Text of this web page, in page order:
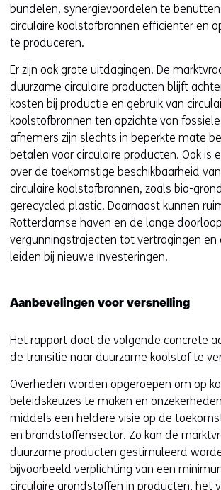
bundelen, synergievoordelen te
circulaire koolstofbronnen efficiënter en
te produceren.
Er zijn ook grote uitdagingen. De
duurzame circulaire producten blijft
kosten bij productie en gebruik van
koolstofbronnen ten opzichte van
afnemers zijn slechts in beperkte mate
betalen voor circulaire producten. Ook is
over de toekomstige beschikbaarheid
circulaire koolstofbronnen, zoals bio-
gerecycled plastic. Daarnaast kunnen
Rotterdamse haven en de lange
vergunningstrajecten tot vertragingen en
leiden bij nieuwe investeringen.
Aanbevelingen voor versnelling
Het rapport doet de volgende concrete
de transitie naar duurzame koolstof te
Overheden worden opgeroepen om op
beleidskeuzes te maken en
middels een heldere visie op de
en brandstoffensector. Zo kan de
duurzame producten gestimuleerd
bijvoorbeeld verplichting van een
circulaire grondstoffen in producten, het